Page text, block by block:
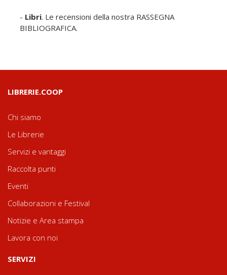
- Libri. Le recensioni della nostra RASSEGNA
BIBLIOGRAFICA.
LIBRERIE.COOP
Chi siamo
Le Librerie
Servizi e vantaggi
Raccolta punti
Eventi
Collaborazioni e Festival
Notizie e Area stampa
Lavora con noi
SERVIZI